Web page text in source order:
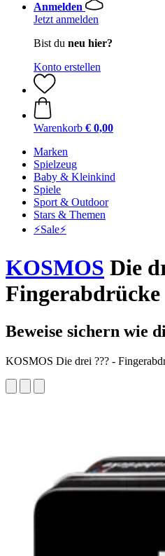
Anmelden
Jetzt anmelden
Bist du neu hier?
Konto erstellen
Warenkorb € 0,00
Marken
Spielzeug
Baby & Kleinkind
Spiele
Sport & Outdoor
Stars & Themen
⚡️Sale⚡️
KOSMOS Die
Fingerabdrücke
Beweise sichern wie
KOSMOS Die drei ??? -